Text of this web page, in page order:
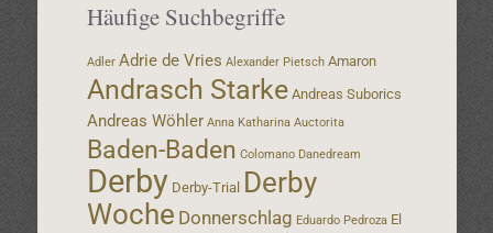
Häufige Suchbegriffe
Adler Adrie de Vries Alexander Pietsch Amaron
Andrasch Starke Andreas Suborics
Andreas Wöhler Anna Katharina Auctorita
Baden-Baden Colomano Danedream
Derby Derby-Trial Derby
Woche Donnerschlag Eduardo Pedroza El